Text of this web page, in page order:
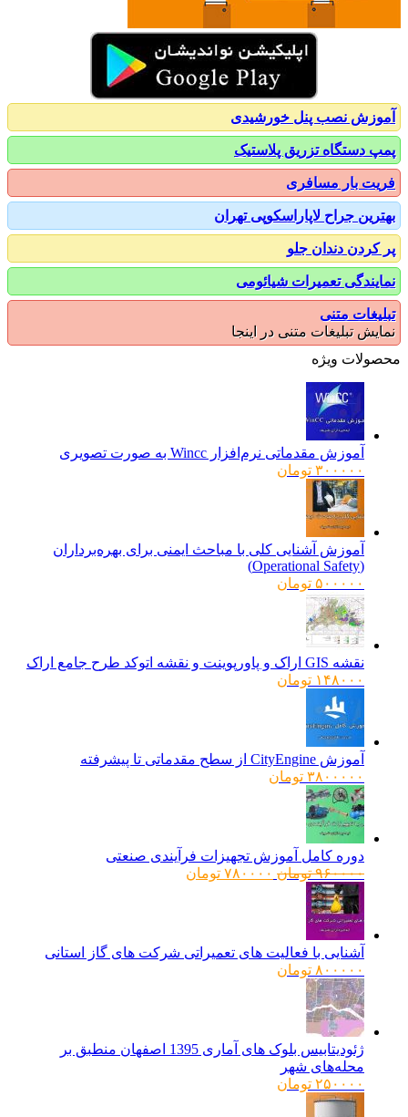
نصب پنل خورشیدی
دستگاه تزریق پلاستیک
بار مسافری
جراح لاپاراسکوپی تهران
دندان جلو
تعمیرات شیائومی
متنی
تبلیغات متنی در اینجا
ویژه
آموزش مقدماتی نرم‌افزار Wincc به صورت تصویری
۳۰۰۰۰۰ تومان
آموزش آشنایی کلی با مباحث ایمنی برای بهره‌برداران
۵۰۰۰۰۰ تومان
نقشه GIS اراک و پاورپوینت و نقشه اتوکد طرح جامع اراک
۱۴۸۰۰۰ تومان
آموزش CityEngine از سطح مقدماتی تا پیشرفته
۳۸۰۰۰۰۰ تومان
دوره کامل آموزش تجهیزات فرآیندی صنعتی
۹۶۰۰۰۰ تومانقیمت
۷۸۰۰۰۰ تومانقیمت
آشنایی با فعالیت های تعمیراتی شرکت های گاز استانی
۸۰۰۰۰۰ تومان
ژئودیتابیس بلوک های آماری 1395 اصفهان منطبق بر
محله‌های شهر
۲۵۰۰۰۰ تومان